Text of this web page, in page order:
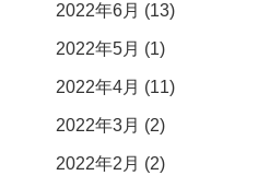
2022年6月 (13)
2022年5月 (1)
2022年4月 (11)
2022年3月 (2)
2022年2月 (2)